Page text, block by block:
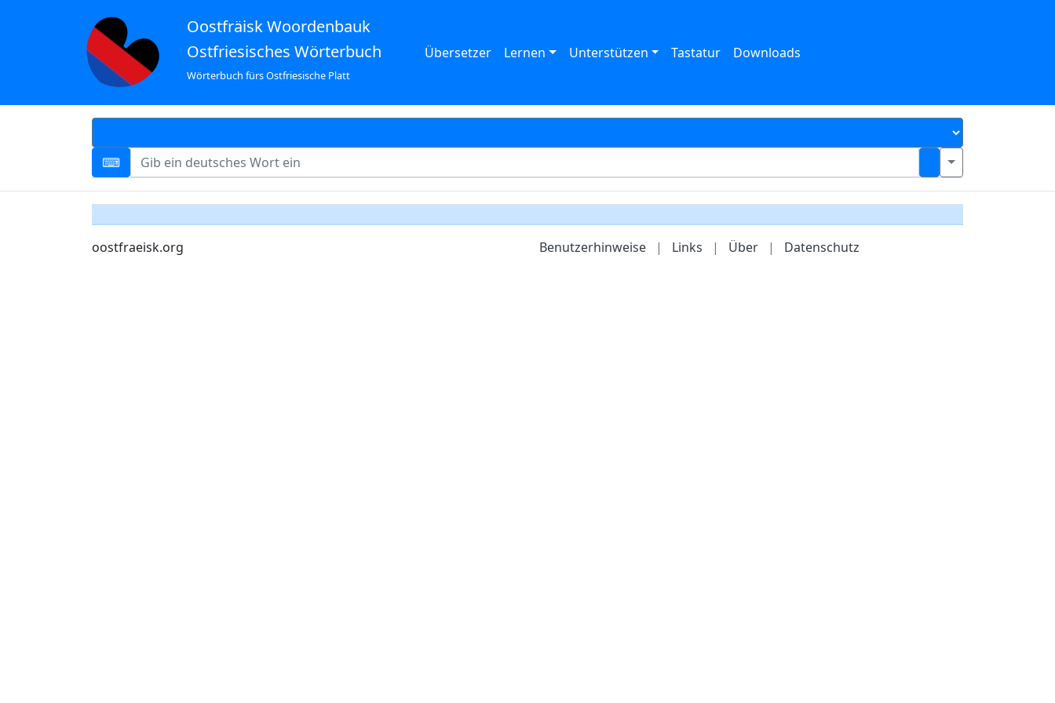
Oostfräisk Woordenbauk
Ostfriesisches Wörterbuch
Wörterbuch fürs Ostfriesische Platt
Übersetzer Lernen Unterstützen Tastatur Downloads
oostfraeisk.org Benutzerhinweise | Links | Über | Datenschutz